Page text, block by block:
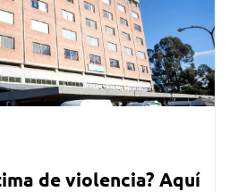
de violencia? Aquí